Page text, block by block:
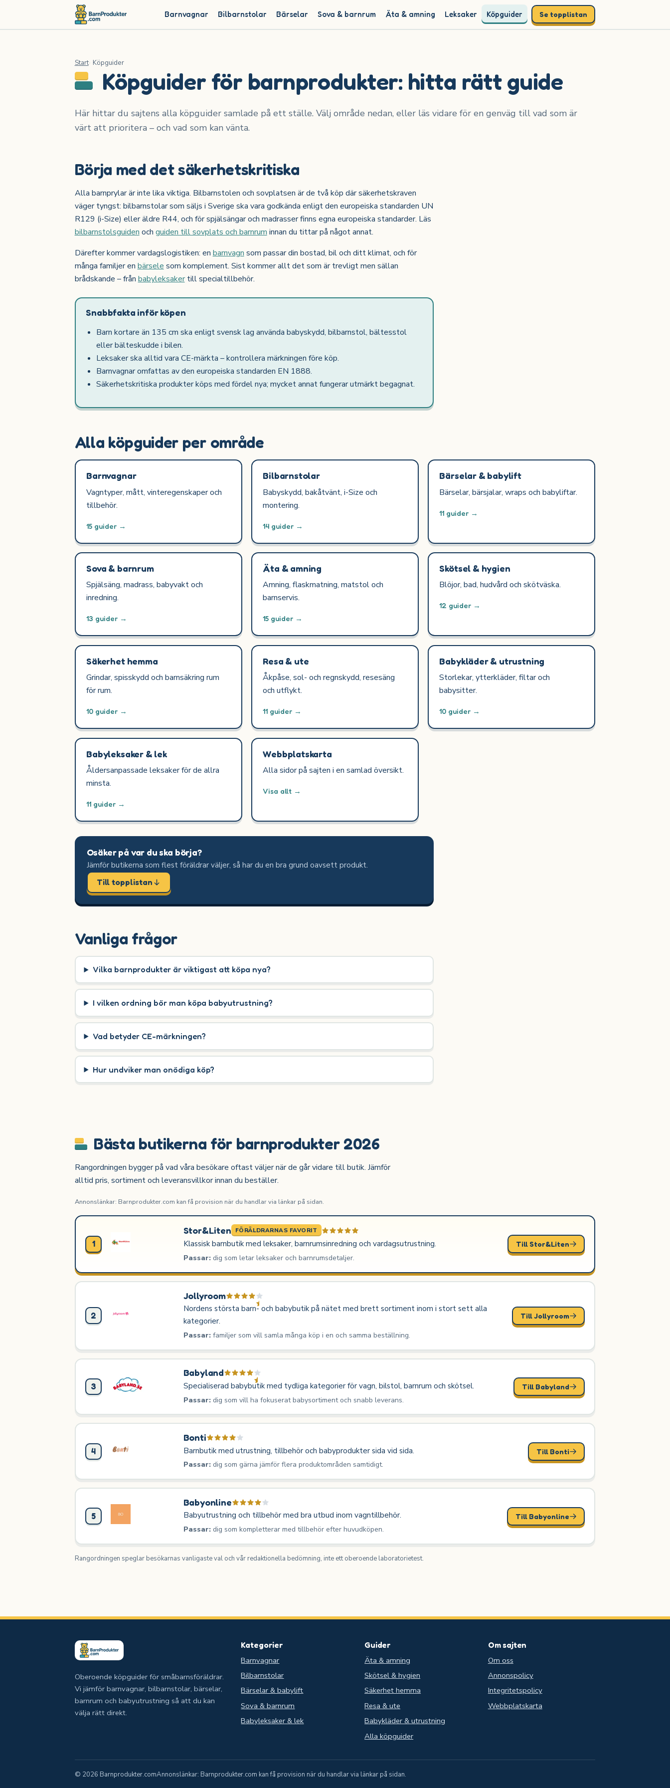
Barnvagnar Bilbarnstolar Bärselar Sova & barnrum Äta & amning Leksaker Köpguider Se topplistan
Start Köpguider
Köpguider för barnprodukter: hitta rätt guide
Här hittar du sajtens alla köpguider samlade på ett ställe. Välj område nedan, eller läs vidare för en genväg till vad som är
värt att prioritera – och vad som kan vänta.
Börja med det säkerhetskritiska
Alla barnprylar är inte lika viktiga. Bilbarnstolen och sovplatsen är de två köp där säkerhetskraven
väger tyngst: bilbarnstolar som säljs i Sverige ska vara godkända enligt den europeiska standarden UN
R129 (i-Size) eller äldre R44, och för spjälsängar och madrasser finns egna europeiska standarder. Läs
bilbarnstolsguiden och guiden till sovplats och barnrum innan du tittar på något annat.
Därefter kommer vardagslogistiken: en barnvagn som passar din bostad, bil och ditt klimat, och för
många familjer en bärsele som komplement. Sist kommer allt det som är trevligt men sällan
brådskande – från babyleksakertill specialtillbehör.
Snabbfakta inför köpen
Barn kortare än 135 cm ska enligt svensk lag använda babyskydd, bilbarnstol, bältesstol
eller bälteskudde i bilen.
Leksaker ska alltid vara CE-märkta – kontrollera märkningen före köp.
Barnvagnar omfattas av den europeiska standarden EN 1888.
Säkerhetskritiska produkter köps med fördel nya; mycket annat fungerar utmärkt begagnat.
Alla köpguider per område
Barnvagnar
Vagntyper, mått, vinteregenskaper och
tillbehör.
15 guider →
Bilbarnstolar
Babyskydd, bakåtvänt, i-Size och
montering.
14 guider →
Bärselar & babylift
Bärselar, bärsjalar, wraps och babyliftar.
11 guider →
Sova & barnrum
Spjälsäng, madrass, babyvakt och
inredning.
13 guider →
Äta & amning
Amning, flaskmatning, matstol och
barnservis.
15 guider →
Skötsel & hygien
Blöjor, bad, hudvård och skötväska.
12 guider →
Säkerhet hemma
Grindar, spisskydd och barnsäkring rum
för rum.
10 guider →
Resa & ute
Åkpåse, sol- och regnskydd, resesäng
och utflykt.
11 guider →
Babykläder & utrustning
Storlekar, ytterkläder, filtar och
babysitter.
10 guider →
Babyleksaker & lek
Åldersanpassade leksaker för de allra
minsta.
11 guider →
Webbplatskarta
Alla sidor på sajten i en samlad översikt.
Visa allt →
Osäker på var du ska börja?
Jämför butikerna som flest föräldrar väljer, så har du en bra grund oavsett produkt.
Till topplistan
Vanliga frågor
Vilka barnprodukter är viktigast att köpa nya?
I vilken ordning bör man köpa babyutrustning?
Vad betyder CE-märkningen?
Hur undviker man onödiga köp?
Bästa butikerna för barnprodukter 2026
Rangordningen bygger på vad våra besökare oftast väljer när de går vidare till butik. Jämför
alltid pris, sortiment och leveransvillkor innan du beställer.
Annonslänkar: Barnprodukter.com kan få provision när du handlar via länkar på sidan.
1
Stor&Liten FÖRÄLDRARNAS FAVORIT
Klassisk barnbutik med leksaker, barnrumsinredning och vardagsutrustning.
Passar:dig som letar leksaker och barnrumsdetaljer.
Till Stor&Liten
2
Jollyroom
Nordens största barn- och babybutik på nätet med brett sortiment inom i stort sett alla
kategorier.
Passar:familjer som vill samla många köp i en och samma beställning.
Till Jollyroom
3
Babyland
Specialiserad babybutik med tydliga kategorier för vagn, bilstol, barnrum och skötsel.
Passar:dig som vill ha fokuserat babysortiment och snabb leverans.
Till Babyland
4
Bonti
Barnbutik med utrustning, tillbehör och babyprodukter sida vid sida.
Passar:dig som gärna jämför flera produktområden samtidigt.
Till Bonti
5
Babyonline
Babyutrustning och tillbehör med bra utbud inom vagntillbehör.
Passar:dig som kompletterar med tillbehör efter huvudköpen.
Till Babyonline
Rangordningen speglar besökarnas vanligaste val och vår redaktionella bedömning, inte ett oberoende laboratorietest.
Oberoende köpguider för småbarnsföräldrar.
Vi jämför barnvagnar, bilbarnstolar, bärselar,
barnrum och babyutrustning så att du kan
välja rätt direkt.
Kategorier
Barnvagnar
Bilbarnstolar
Bärselar & babylift
Sova & barnrum
Babyleksaker & lek
Guider
Äta & amning
Skötsel & hygien
Säkerhet hemma
Resa & ute
Babykläder & utrustning
Alla köpguider
Om sajten
Om oss
Annonspolicy
Integritetspolicy
Webbplatskarta
© 2026 Barnprodukter.comAnnonslänkar: Barnprodukter.com kan få provision när du handlar via länkar på sidan.